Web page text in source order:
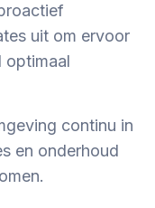
uit om ervoor
optimaal
continu in
en onderhoud